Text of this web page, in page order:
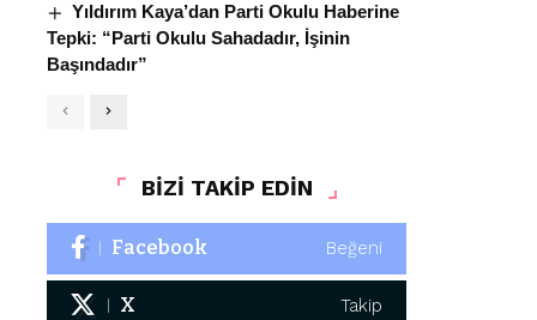
Yıldırım Kaya’dan Parti Okulu Haberine
Tepki: “Parti Okulu Sahadadır, İşinin
Başındadır”
BİZİ TAKİP EDİN
Facebook Beğeni
X Takip